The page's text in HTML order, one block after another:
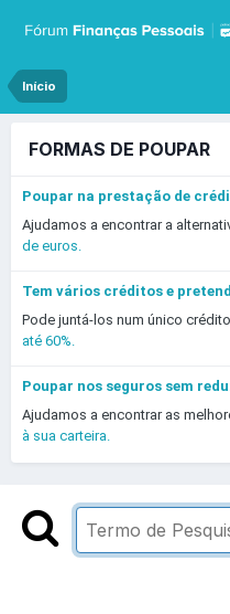
Início
FORMAS DE POUPAR
Poupar na prestação de
Ajudamos a encontrar a
de euros.
Tem vários créditos e
Pode juntá-los num único
até 60%.
Poupar nos seguros sem
Ajudamos a encontrar as
à sua carteira.